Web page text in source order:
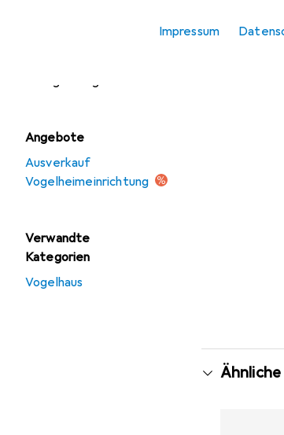
Impressum
Vogelkäfig + Voliere
Angebote
Ausverkauf
Vogelheimeinrichtung
Verwandte
Kategorien
Vogelhaus